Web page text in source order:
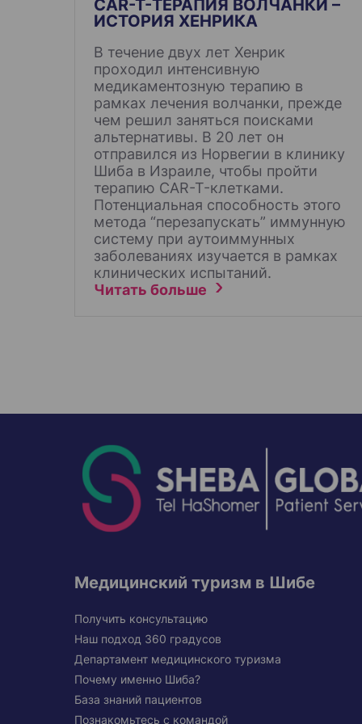
CAR-T-ТЕРАПИЯ ВОЛЧАНКИ –
ИСТОРИЯ ХЕНРИКА
В течение двух лет Хенрик
проходил интенсивную
медикаментозную терапию в
рамках лечения волчанки, прежде
чем решил заняться поисками
альтернативы. В 20 лет он
отправился из Норвегии в клинику
Шиба в Израиле, чтобы пройти
терапию CAR-T-клетками.
Потенциальная способность этого
метода “перезапускать” иммунную
систему при аутоиммунных
заболеваниях изучается в рамках
клинических испытаний.
Читать больше
Медицинский туризм в Шибе
Получить консультацию
Наш подход 360 градусов
Департамент медицинского туризма
Почему именно Шиба?
База знаний пациентов
Познакомьтесь с командой